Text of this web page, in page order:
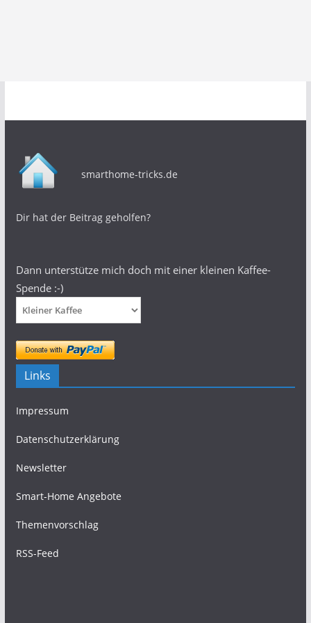
smarthome-tricks.de
Dir hat der Beitrag geholfen?
Dann unterstütze mich doch mit einer kleinen Kaffee-
Spende :-)
Links
Impressum
Datenschutzerklärung
Newsletter
Smart-Home Angebote
Themenvorschlag
RSS-Feed